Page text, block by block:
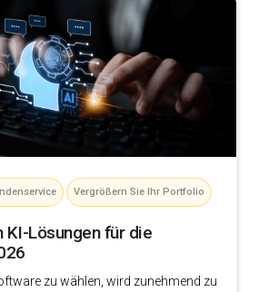
Vergrößern Sie Ihr Portfolio
KI-Lösungen für die
zu wählen, wird zunehmend zu